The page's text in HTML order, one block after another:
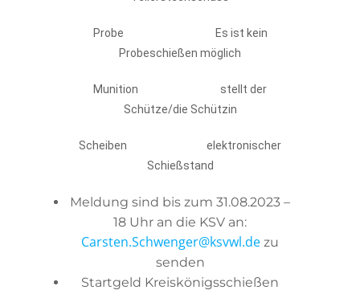
Probe Es ist kein
Probeschießen möglich
Munition stellt der
Schütze/die Schützin
Scheiben elektronischer
Schießstand
Meldung sind bis zum 31.08.2023 –
18 Uhr an die KSV an:
Carsten.Schwenger@ksvwl.de zu
senden
Startgeld Kreiskönigsschießen